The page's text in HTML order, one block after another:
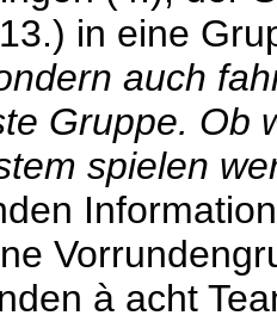
in eine
auch
Gruppe. Ob
spielen
à acht